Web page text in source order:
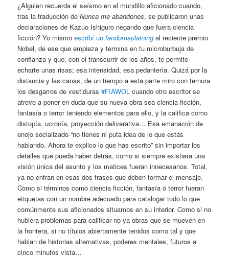
¿Alguien recuerda el seísmo en el mundillo aficionado cuando,
tras la traducción deNunca me abandones, se publicaron unas
declaraciones de Kazuo Ishiguro negando que fuera ciencia
ficción? Yo mismoescribí unfandomsplaining al reciente premio
Nobel, de ese que empieza y termina en tu microburbuja de
confianza y que, con el transcurrir de los años, te permite
echarte unas risas; esa intensidad, esa pedantería. Quizá por la
distancia y las canas, de un tiempo a esta parte miro con ternura
los desgarros de vestiduras#FIAWOL cuando otro escritor se
atreve a poner en duda que su nueva obra sea ciencia ficción,
fantasía o terror teniendo elementos para ello, y la califica como
distopía, ucronía, proyección deliverativa… Esa emanación de
enojo socializado-“no tienes ni puta idea de lo que estás
hablando. Ahora te explico lo que has escrito” sin importar los
detalles que pueda haber detrás, como si siempre existiera una
visión única del asunto y los matices fueran innecesarios. Total,
ya no entran en esas dos frases que deben formar el mensaje.
Como si términos como ciencia ficción, fantasía o terror fueran
etiquetas con un nombre adecuado para catalogar todo lo que
comúnmente sus aficionados situamos en su interior. Como si no
hubiera problemas para calificar no ya obras que se mueven en
la frontera, si no títulos abiertamente tenidos como tal y que
hablan de historias alternativas, poderes mentales, futuros a
cinco minutos vista…